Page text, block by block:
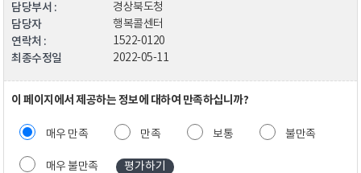
담당부서 : 경상북도청
담당자 행복콜센터
연락처 : 1522-0120
최종수정일 2022-05-11
이 페이지에서 제공하는 정보에 대하여 만족하십니까?
매우 만족 만족 보통 불만족
매우 불만족